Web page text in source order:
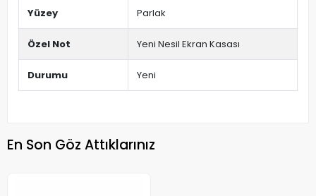
Yüzey Parlak
Özel Not Yeni Nesil Ekran Kasası
Durumu Yeni
En Son Göz Attıklarınız